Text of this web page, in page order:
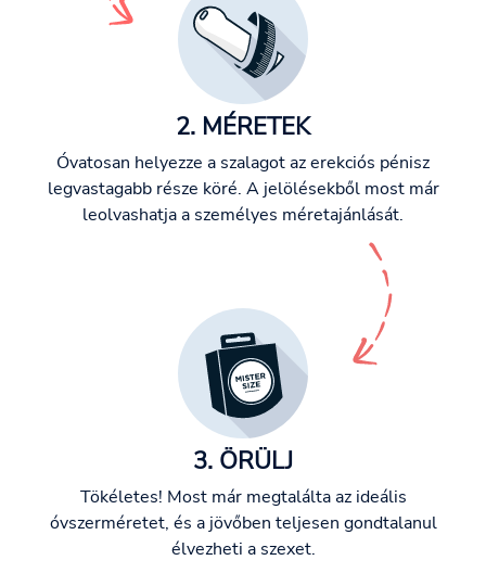
2. MÉRETEK
Óvatosan helyezze a szalagot az erekciós pénisz
legvastagabb része köré. A jelölésekből most már
leolvashatja a személyes méretajánlását.
3. ÖRÜLJ
Tökéletes! Most már megtalálta az ideális
óvszerméretet, és a jövőben teljesen gondtalanul
élvezheti a szexet.